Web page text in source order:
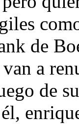
de
a
de